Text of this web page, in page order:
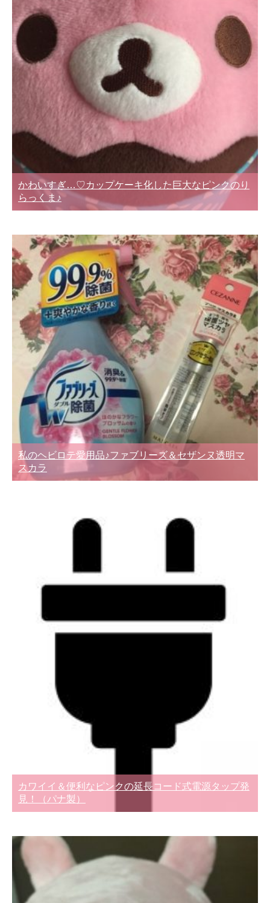
かわいすぎ…♡カップケーキ化した巨大なピンクのり
らっくま♪
私のヘビロテ愛用品♪ファブリーズ＆セザンヌ透明マ
スカラ
カワイイ＆便利なピンクの延長コード式電源タップ発
見！（パナ製）